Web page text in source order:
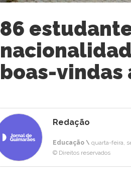
86
boas-vindas
Redação
Educação \ quarta-feira,
© Direitos reservados